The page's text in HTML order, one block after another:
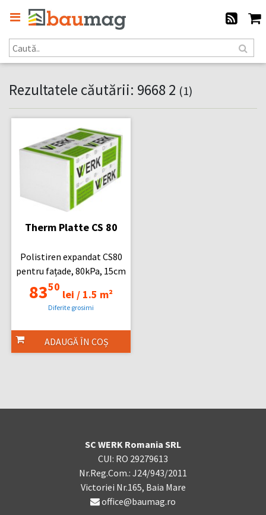
Rezultatele căutării: 9668 2 (1)
Therm Platte CS 80
Polistiren expandat CS80
pentru fațade, 80kPa, 15cm
8350
lei / 1.5 m²
Diferite grosimi
ADAUGĂ ÎN COȘ
SC WERK Romania SRL
CUI: RO 29279613
Nr.Reg.Com.: J24/943/2011
Victoriei Nr.165, Baia Mare
office@baumag.ro